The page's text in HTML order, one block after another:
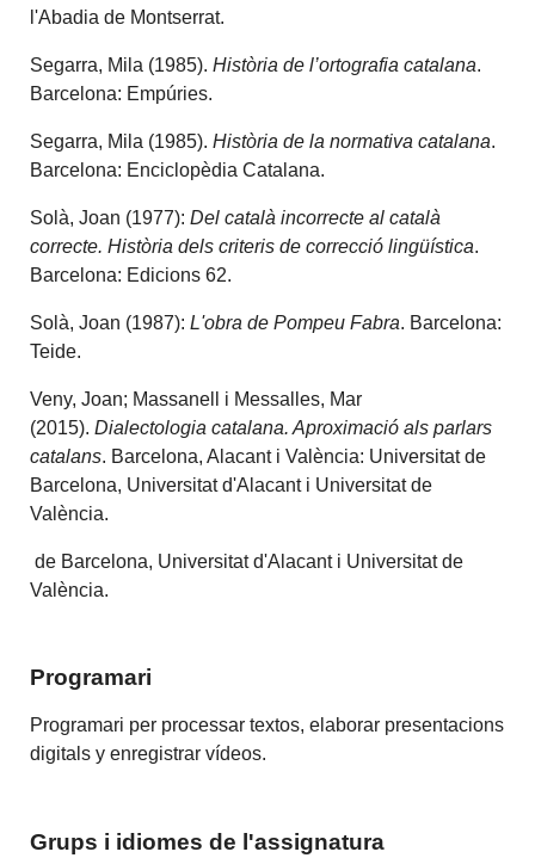
l'Abadia de Montserrat.
Segarra, Mila (1985).Història de l’ortografia catalana.
Barcelona: Empúries.
Segarra, Mila (1985).Història de la normativa catalana.
Barcelona: Enciclopèdia Catalana.
Solà, Joan (1977):Del català incorrecte al català
correcte. Història dels criteris de correcció lingüística.
Barcelona: Edicions 62.
Solà, Joan (1987):L'obra de Pompeu Fabra. Barcelona:
Teide.
Veny, Joan; Massanell i Messalles, Mar
(2015).Dialectologia catalana. Aproximació als parlars
catalans. Barcelona, Alacant i València: Universitat de
Barcelona, Universitat d'Alacant i Universitat de
València.
de Barcelona, Universitat d'Alacant i Universitat de
València.
Programari
Programari per processar textos, elaborar presentacions
digitals y enregistrar vídeos.
Grups i idiomes de l'assignatura